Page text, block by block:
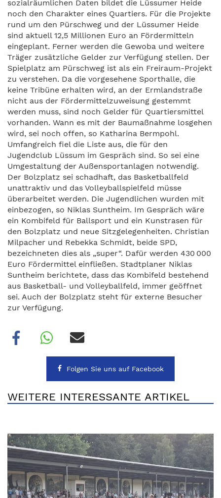
sozialräumlichen Daten bildet die Lüssumer Heide
noch den Charakter eines Quartiers. Für die Projekte
rund um den Pürschweg und der Lüssumer Heide
sind aktuell 12,5 Millionen Euro an Fördermitteln
eingeplant. Ferner werden die Gewoba und weitere
Träger zusätzliche Gelder zur Verfügung stellen. Der
Spielplatz am Pürschweg ist als ein Freiraum-Projekt
zu verstehen. Da die vorgesehene Sporthalle, die
keine Tribüne erhalten wird, an der Ermlandstraße
nicht aus der Fördermittelzuweisung gestemmt
werden muss, sind noch Gelder für Quartiersmittel
vorhanden. Wann es mit der Baumaßnahme losgehen
wird, sei noch offen, so Katharina Bermpohl.
Umfangreich fiel die Liste aus, die für den
Jugendclub Lüssum im Gespräch sind. So sei eine
Umgestaltung der Außensportanlagen notwendig.
Der Bolzplatz sei schadhaft, das Basketballfeld
unattraktiv und das Volleyballspielfeld müsse
überarbeitet werden. Die Jugendlichen wurden mit
einbezogen, so Niklas Suntheim. Im Gespräch wäre
ein Kombifeld für Ballsport und ein Kunstrasen für
den Bolzplatz und neue Sitzgelegenheiten. Christian
Milpacher und Rebekka Schmidt, beide SPD,
bezeichneten dies als „super“. Dafür werden 430 000
Euro Fördermittel einfließen. Stadtplaner Niklas
Suntheim berichtete, dass das Kombifeld bestehend
aus Basketball- und Volleyballfeld, immer geöffnet
sei. Auch der Bolzplatz steht für externe Besucher
zur Verfügung.
Folgen Sie uns auf Facebook
WEITERE INTERESSANTE ARTIKEL